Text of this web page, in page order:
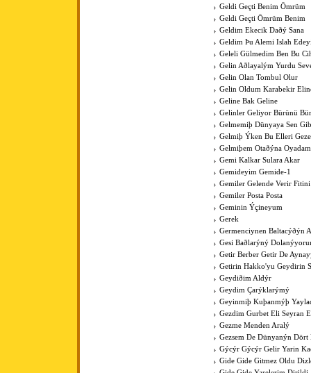
Geldi Geçti Benim Ömrüm
Geldi Geçti Ömrüm Benim
Geldim Ekecik Daðý Sana
Geldim Þu Alemi Islah
Geleli Gülmedim Ben Bu
Gelin Aðlayalým Yurdu
Gelin Olan Tombul Olur
Gelin Oldum Karabekir
Geline Bak Geline
Gelinler Geliyor Bürünü
Gelmemiþ Dünyaya Sen
Gelmiþ Ýken Bu Elleri
Gelmiþem Otaðýna
Gemi Kalkar Sulara Akar
Gemideyim Gemide-1
Gemiler Gelende Verir Fitini
Gemiler Posta Posta
Geminin Ýçineyum
Gerek
Germenciynen Baltacýðýn
Gesi Baðlarýný
Getir Berber Getir De
Getirin Hakko'yu Geydirin
Geydiðim Aldýr
Geydim Çarýklarýmý
Geyinmiþ Kuþanmýþ
Gezdim Gurbet Eli Seyran
Gezme Menden Aralý
Gezsem De Dünyanýn Dört
Gýcýr Gýcýr Gelir Yarin
Gide Gide Gitmez Oldu